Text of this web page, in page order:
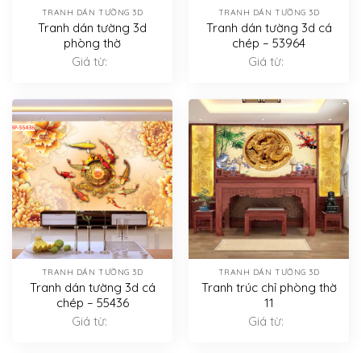
TRANH DÁN TƯỜNG 3D
Tranh dán tường 3d
phòng thờ
Giá từ:
TRANH DÁN TƯỜNG 3D
Tranh dán tường 3d cá
chép – 53964
Giá từ:
TRANH DÁN TƯỜNG 3D
Tranh dán tường 3d cá
chép – 55436
Giá từ:
TRANH DÁN TƯỜNG 3D
Tranh trúc chỉ phòng thờ
11
Giá từ: